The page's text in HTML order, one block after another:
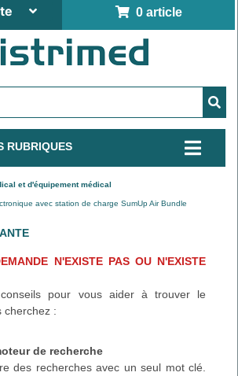
0 article
RUBRIQUES
et d'équipement médical
avec station de charge SumUp Air Bundle
N'EXISTE PAS OU N'EXISTE
pour vous aider à trouver le
cherchez :
de recherche
des recherches avec un seul mot clé.